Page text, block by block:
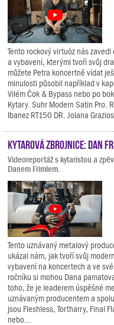
Tento rockový virtuóz nás
a vybavení, kterými tvoří svůj
můžete Petra koncertně vídat
minulosti působil například v
Vilém Čok & Bypass nebo po
Kytary. Suhr Modern Satin Pro.
Ibanez RT150 DR. Jolana
Kytarová zbrojnice: Dan
Videoreportáž s kytaristou a
Danem Frimlem.
Tento uznávaný metalový
ukázal nám, jak tvoří svůj
vybavení na koncertech a ve
ročníku si mohou Dana
toho, že je leaderem úspěšné
uznávaným producentem a
jsou Fleshless, Tortharry, Final
nebo...